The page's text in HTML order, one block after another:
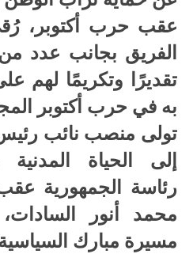
عقب حرب أكتوبر،
الفريق بجانب عدد
تقديرًا وتكريمًا لهم
به في حرب أكتوبر
تولى منصب نائب رئيس
إلى الحياة المدنية
رئاسة الجمهورية
مسيرة مبارك السياسية.